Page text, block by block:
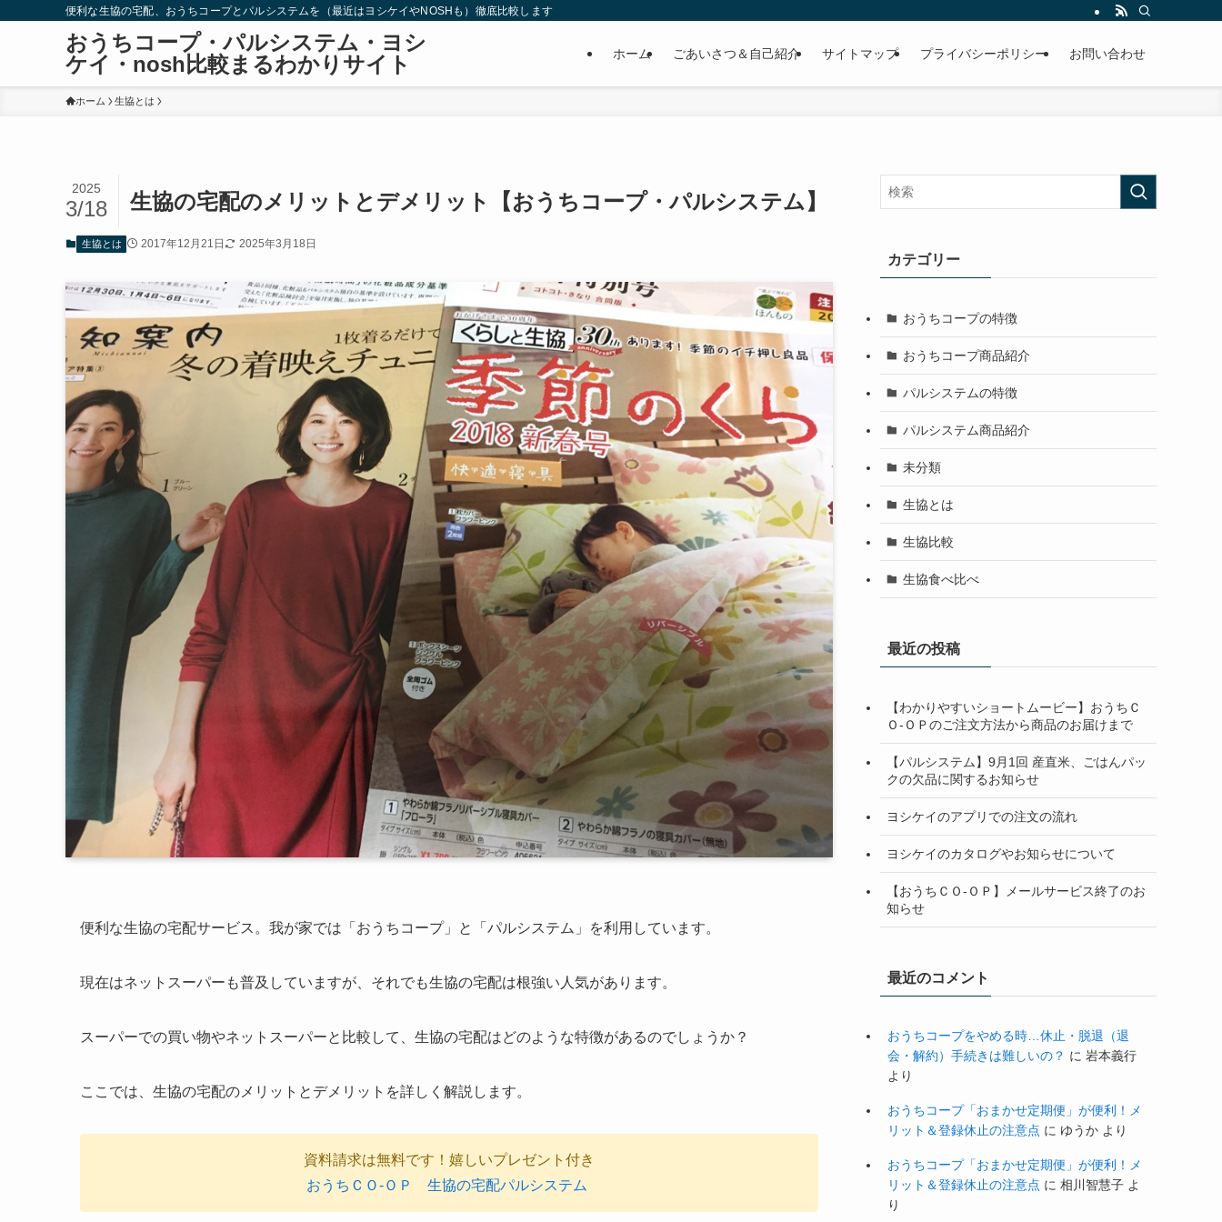
便利な生協の宅配、おうちコープとパルシステムを（最近はヨシケイやNOSHも）徹底比較します
おうちコープ・パルシステム・ヨシ
ケイ・nosh比較まるわかりサイト
ホーム ごあいさつ＆自己紹介 サイトマップ プライバシーポリシー お問い合わせ
ホーム 生協とは
生協の宅配のメリットとデメリット【おうちコープ・パルシステム】
2025
3/18
生協とは 2017年12月21日 2025年3月18日
便利な生協の宅配サービス。我が家では「おうちコープ」と「パルシステム」を利用しています。
現在はネットスーパーも普及していますが、それでも生協の宅配は根強い人気があります。
スーパーでの買い物やネットスーパーと比較して、生協の宅配はどのような特徴があるのでしょうか？
ここでは、生協の宅配のメリットとデメリットを詳しく解説します。
資料請求は無料です！嬉しいプレゼント付き
おうちＣＯ-ＯＰ
生協の宅配パルシステム
カテゴリー
おうちコープの特徴
おうちコープ商品紹介
パルシステムの特徴
パルシステム商品紹介
未分類
生協とは
生協比較
生協食べ比べ
最近の投稿
【わかりやすいショートムービー】おうちＣ
Ｏ-ＯＰのご注文方法から商品のお届けまで
【パルシステム】9月1回 産直米、ごはんパッ
クの欠品に関するお知らせ
ヨシケイのアプリでの注文の流れ
ヨシケイのカタログやお知らせについて
【おうちＣＯ-ＯＰ】メールサービス終了のお
知らせ
最近のコメント
おうちコープをやめる時…休止・脱退（退
会・解約）手続きは難しいの？ に 岩本義行
より
おうちコープ「おまかせ定期便」が便利！メ
リット＆登録休止の注意点 に ゆうか より
おうちコープ「おまかせ定期便」が便利！メ
リット＆登録休止の注意点 に 相川智慧子 よ
り